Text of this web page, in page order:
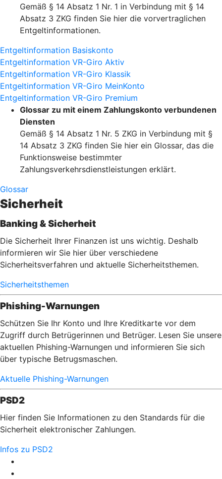
Gemäß § 14 Absatz 1 Nr. 1 in Verbindung mit § 14
Absatz 3 ZKG finden Sie hier die vorvertraglichen
Entgeltinformationen.
Entgeltinformation Basiskonto
Entgeltinformation VR-Giro Aktiv
Entgeltinformation VR-Giro Klassik
Entgeltinformation VR-Giro MeinKonto
Entgeltinformation VR-Giro Premium
Glossar zu mit einem Zahlungskonto verbundenen
Diensten
Gemäß § 14 Absatz 1 Nr. 5 ZKG in Verbindung mit §
14 Absatz 3 ZKG finden Sie hier ein Glossar, das die
Funktionsweise bestimmter
Zahlungsverkehrsdienstleistungen erklärt.
Glossar
Sicherheit
Banking & Sicherheit
Die Sicherheit Ihrer Finanzen ist uns wichtig. Deshalb
informieren wir Sie hier über verschiedene
Sicherheitsverfahren und aktuelle Sicherheitsthemen.
Sicherheitsthemen
Phishing-Warnungen
Schützen Sie Ihr Konto und Ihre Kreditkarte vor dem
Zugriff durch Betrügerinnen und Betrüger. Lesen Sie unsere
aktuellen Phishing-Warnungen und informieren Sie sich
über typische Betrugsmaschen.
Aktuelle Phishing-Warnungen
PSD2
Hier finden Sie Informationen zu den Standards für die
Sicherheit elektronischer Zahlungen.
Infos zu PSD2